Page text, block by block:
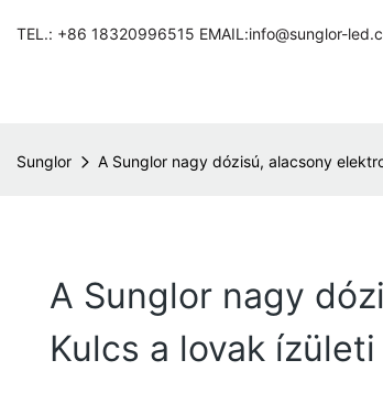
TEL.: +86 18320996515 EMAIL:info@sunglor-
Sunglor A Sunglor nagy dózisú, alacsony
A Sunglor nagy
Kulcs a lovak